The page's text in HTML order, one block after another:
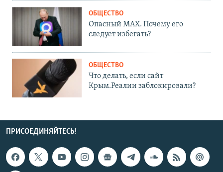
ОБЩЕСТВО
Опасный MAX. Почему его
следует избегать?
ОБЩЕСТВО
Что делать, если сайт
Крым.Реалии заблокировали?
ПРИСОЕДИНЯЙТЕСЬ!